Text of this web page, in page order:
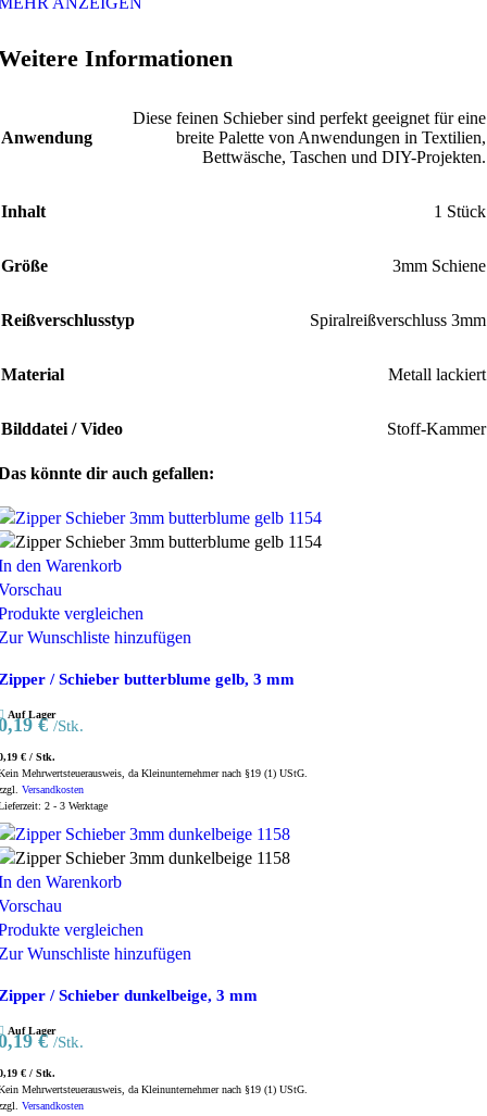
Informationen
Anwendung
Diese feinen Schieber sind perfekt geeignet für eine
breite Palette von Anwendungen in Textilien,
Bettwäsche, Taschen und DIY-Projekten.
Inhalt 1 Stück
Größe 3mm Schiene
Reißverschlusstyp Spiralreißverschluss 3mm
Material Metall lackiert
Bilddatei / Video Stoff-Kammer
könnte dir auch gefallen:
den Warenkorb
vergleichen
Wunschliste hinzufügen
/ Schieber butterblume gelb, 3 mm
Auf Lager
€ /Stk.
€ / Stk.
Mehrwertsteuerausweis, da Kleinunternehmer nach §19 (1) UStG.
Versandkosten
2 - 3 Werktage
den Warenkorb
vergleichen
Wunschliste hinzufügen
/ Schieber dunkelbeige, 3 mm
Auf Lager
€ /Stk.
€ / Stk.
Mehrwertsteuerausweis, da Kleinunternehmer nach §19 (1) UStG.
Versandkosten